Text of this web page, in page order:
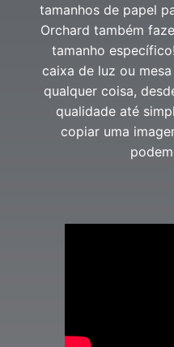
tamanhos de papel
Orchard também
tamanho
caixa de luz ou
qualquer coisa,
qualidade até
copiar uma